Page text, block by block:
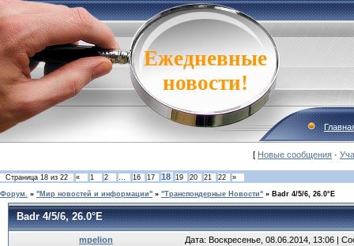
Ежедневные
новости!
[ Новые сообщения ·
Страница 18 из 22 « 1 2 … 16 17 18 19 20 21 22 »
Форум. » "Мир новостей и информации" » "Транспондерные Новости" » Badr 4/5/6, 26.0°E
Badr 4/5/6, 26.0°E
mpelion Дата: Воскресенье, 08.06.2014, 13:06 |